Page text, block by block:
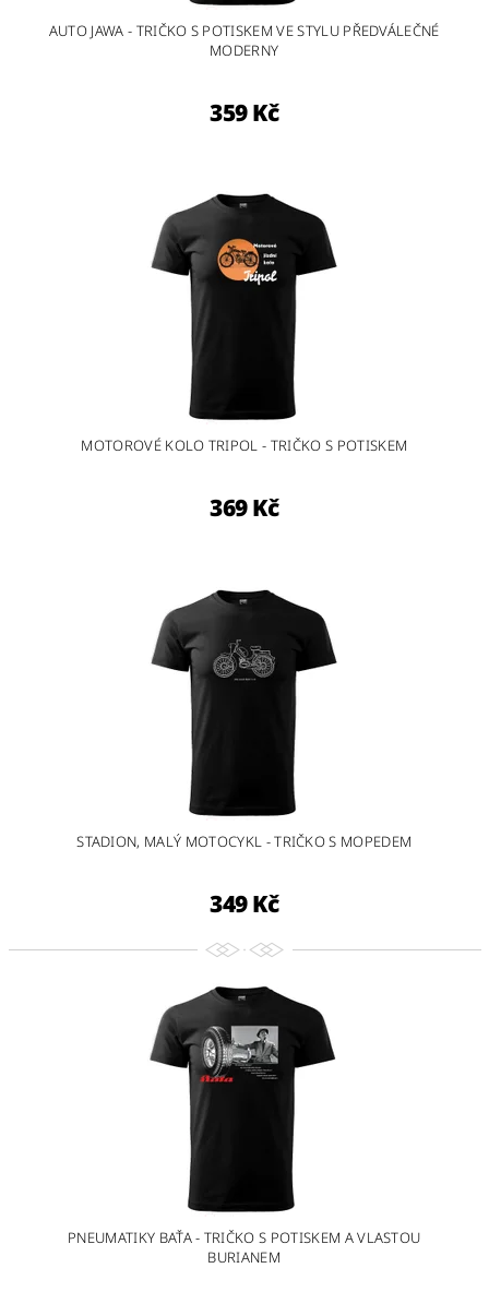
AUTO JAWA - TRIČKO S POTISKEM VE STYLU PŘEDVÁLEČNÉ
MODERNY
359 Kč
MOTOROVÉ KOLO TRIPOL - TRIČKO S POTISKEM
369 Kč
STADION, MALÝ MOTOCYKL - TRIČKO S MOPEDEM
349 Kč
PNEUMATIKY BAŤA - TRIČKO S POTISKEM A VLASTOU
BURIANEM